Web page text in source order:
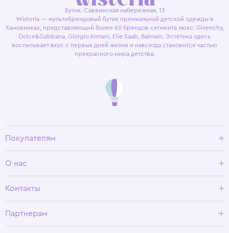
Бутик. Саввинская набережная, 13
Wisteria — мультибрендовый бутик премиальной детской одежды в
Хамовниках, представляющий более 60 брендов сегмента люкс: Givenchy,
Dolce&Gabbana, Giorgio Armani, Elie Saab, Balmain. Эстетика здесь
воспитывает вкус с первых дней жизни и навсегда становится частью
прекрасного мира детства.
Покупателям
Условия возврата
О нас
Программа лояльности
Контакты
Партнерам